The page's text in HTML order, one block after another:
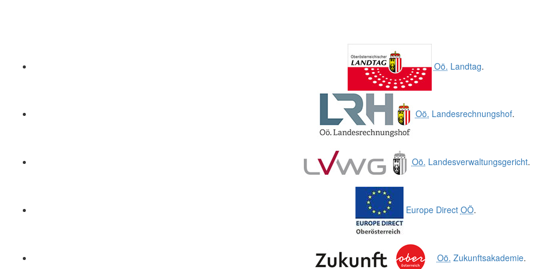
Oö. Landtag.
Oö. Landesrechnungshof.
Oö. Landesverwaltungsgericht.
Europe Direct OÖ.
Oö. Zukunftsakademie.